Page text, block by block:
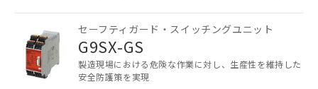
セーフティガード・スイッチングユニット
G9SX-GS
製造現場における危険な作業に対し、生産性を維持した
安全防護策を実現